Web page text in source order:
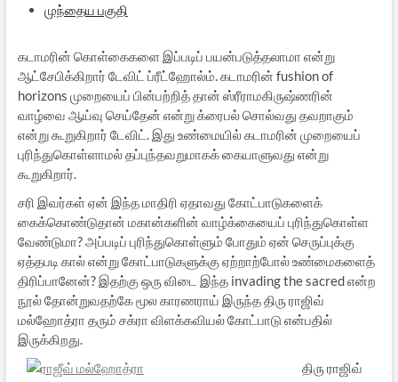
முந்தைய பகுதி
கடாமரின் கொள்கைகளை இப்படிப் பயன்படுத்தலாமா என்று
ஆட்சேபிக்கிறார் டேவிட் ப்ரீட்ஹோல்ம். கடாமரின் fushion of
horizons முறையைப் பின்பற்றித் தான் ஸ்ரீராமகிருஷ்ணரின்
வாழ்வை ஆய்வு செய்தேன் என்று க்ரைபல் சொல்வது தவறாகும்
என்று கூறுகிறார் டேவிட். இது உண்மையில் கடாமரின் முறையைப்
புரிந்துகொள்ளாமல் தப்புந்தவறுமாகக் கையாளுவது என்று
கூறுகிறார்.
சரி இவர்கள் ஏன் இந்த மாதிரி ஏதாவது கோட்பாடுகளைக்
கைக்கொண்டுதான் மகான்களின் வாழ்க்கையைப் புரிந்துகொள்ள
வேண்டுமா? அப்படிப் புரிந்துகொள்ளும் போதும் ஏன் செருப்புக்கு
ஏத்தபடி கால் என்று கோட்பாடுகளுக்கு ஏற்றாற்போல் உண்மைகளைத்
திரிப்பானேன்? இதற்கு ஒரு விடை இந்த invading the sacred என்ற
நூல் தோன்றுவதற்கே மூல காரணராய் இருந்த திரு ராஜிவ்
மல்ஹோத்ரா தரும் சக்ரா விளக்கவியல் கோட்பாடு என்பதில்
இருக்கிறது.
திரு ராஜிவ்